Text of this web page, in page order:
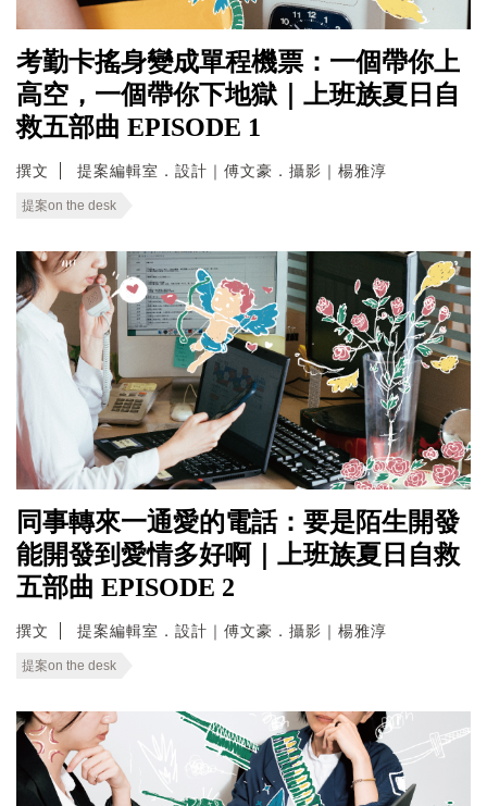
考勤卡搖身變成單程機票：一個帶你上
高空，一個帶你下地獄｜上班族夏日自
救五部曲 EPISODE 1
撰文 提案編輯室．設計｜傅文豪．攝影｜楊雅淳
提案on the desk
同事轉來一通愛的電話：要是陌生開發
能開發到愛情多好啊｜上班族夏日自救
五部曲 EPISODE 2
撰文 提案編輯室．設計｜傅文豪．攝影｜楊雅淳
提案on the desk